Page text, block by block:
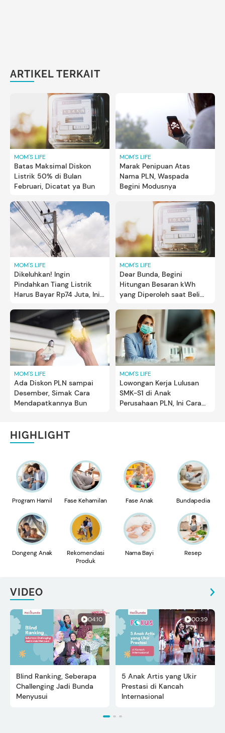
ARTIKEL TERKAIT
MOM'S LIFE
Batas Maksimal Diskon
Listrik 50% di Bulan
Februari, Dicatat ya Bun
MOM'S LIFE
Marak Penipuan Atas
Nama PLN, Waspada
Begini Modusnya
MOM'S LIFE
Dikeluhkan! Ingin
Pindahkan Tiang Listrik
Harus Bayar Rp74 Juta, Ini
MOM'S LIFE
Dear Bunda, Begini
Hitungan Besaran kWh
yang Diperoleh saat Beli
MOM'S LIFE
Ada Diskon PLN sampai
Desember, Simak Cara
Mendapatkannya Bun
MOM'S LIFE
Lowongan Kerja Lulusan
SMK-S1 di Anak
Perusahaan PLN, Ini Cara
HIGHLIGHT
Program Hamil Fase Kehamilan Fase Anak Bundapedia
Dongeng Anak
Rekomendasi
Produk
Nama Bayi Resep
VIDEO
04:10
Blind Ranking, Seberapa
Challenging Jadi Bunda
Menyusui
00:39
5 Anak Artis yang Ukir
Prestasi di Kancah
Internasional